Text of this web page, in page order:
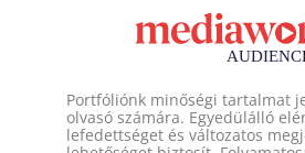
Portfóliónk minőségi tartalmat
olvasó számára. Egyedülálló
lefedettséget és változatos